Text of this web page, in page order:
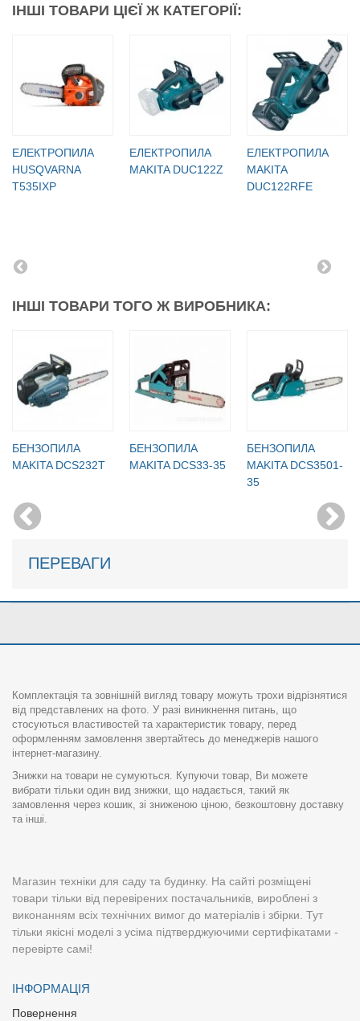
ІНШІ ТОВАРИ ЦІЄЇ Ж КАТЕГОРІЇ:
ЕЛЕКТРОПИЛА
HUSQVARNA
T535IXP
ЕЛЕКТРОПИЛА
MAKITA DUC122Z
ЕЛЕКТРОПИЛА
MAKITA
DUC122RFE
ІНШІ ТОВАРИ ТОГО Ж ВИРОБНИКА:
БЕНЗОПИЛА
MAKITA DCS232T
БЕНЗОПИЛА
MAKITA DCS33-35
БЕНЗОПИЛА
MAKITA DCS3501-
35
ПЕРЕВАГИ
Комплектація та зовнішній вигляд товару можуть трохи відрізнятися
від представлених на фото. У разі виникнення питань, що
стосуються властивостей та характеристик товару, перед
оформленням замовлення звертайтесь до менеджерів нашого
інтернет-магазину.
Знижки на товари не сумуються. Купуючи товар, Ви можете
вибрати тільки один вид знижки, що надається, такий як
замовлення через кошик, зі зниженою ціною, безкоштовну доставку
та інші.
Магазин техніки для саду та будинку. На сайті розміщені
товари тільки від перевірених постачальників, вироблені з
виконанням всіх технічних вимог до матеріалів і збірки. Тут
тільки якісні моделі з усіма підтверджуючими сертифікатами -
перевірте самі!
ІНФОРМАЦІЯ
Повернення